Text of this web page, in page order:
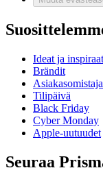
Ideat ja
Brändit
Tilipäivä
Black Friday
Cyber Monday
Apple-uutuudet
Seuraa